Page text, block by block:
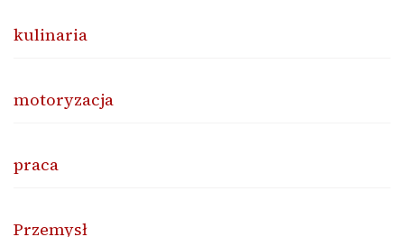
kulinaria
motoryzacja
praca
Przemysł